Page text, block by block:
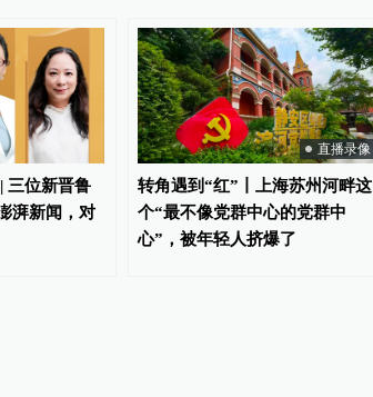
三位新晋鲁
湃新闻，对
直播录像
转角遇到“红”丨上海苏州河畔这
个“最不像党群中心的党群中
心”，被年轻人挤爆了